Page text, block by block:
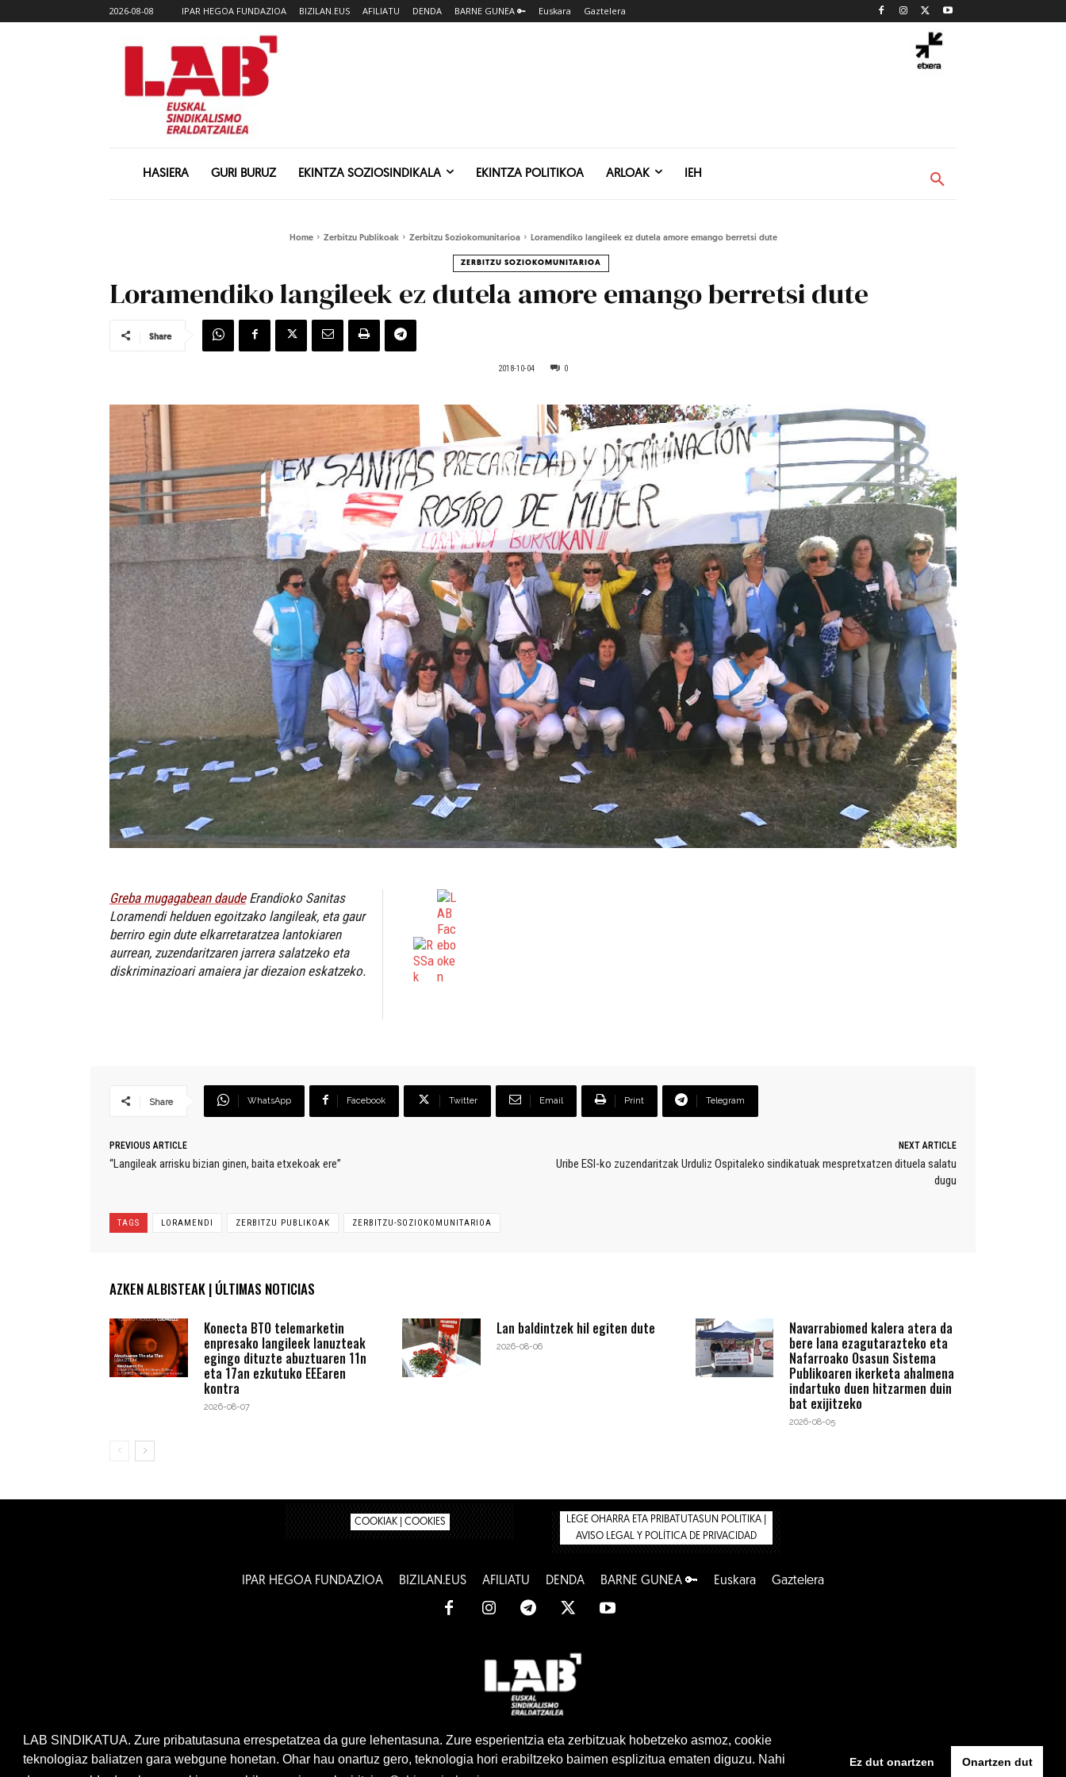
2026-08-08 IPAR HEGOA FUNDAZIOA BIZILAN.EUS AFILIATU DENDA BARNE GUNEA 🔑 Euskara Gaztelera
HASIERA GURI BURUZ EKINTZA SOZIOSINDIKALA EKINTZA POLITIKOA ARLOAK IEH
Home Zerbitzu Publikoak Zerbitzu Soziokomunitarioa Loramendiko langileek ez dutela amore emango berretsi dute
ZERBITZU SOZIOKOMUNITARIOA
Loramendiko langileek ez dutela amore emango berretsi dute
Share
2018-10-04 0
Greba mugagabean daudeErandioko Sanitas
Loramendi helduen egoitzako langileak, eta gaur
berriro egin dute elkarretaratzea lantokiaren
aurrean, zuzendaritzaren jarrera salatzeko eta
diskriminazioari amaiera jar diezaion eskatzeko.
Share WhatsApp Facebook Twitter Email Print Telegram
PREVIOUS ARTICLE
“Langileak arrisku bizian ginen, baita etxekoak ere”
NEXT ARTICLE
Uribe ESI-ko zuzendaritzak Urduliz Ospitaleko sindikatuak mespretxatzen dituela salatu
dugu
TAGS LORAMENDI ZERBITZU PUBLIKOAK ZERBITZU-SOZIOKOMUNITARIOA
AZKEN ALBISTEAK | ÚLTIMAS NOTICIAS
Konecta BTO telemarketin
enpresako langileek lanuzteak
egingo dituzte abuztuaren 11n
eta 17an ezkutuko EEEaren
kontra
2026-08-07
Lan baldintzek hil egiten dute
2026-08-06
Navarrabiomed kalera atera da
bere lana ezagutarazteko eta
Nafarroako Osasun Sistema
Publikoaren ikerketa ahalmena
indartuko duen hitzarmen duin
bat exijitzeko
2026-08-05
COOKIAK | COOKIES
LEGE OHARRA ETA PRIBATUTASUN POLITIKA |
AVISO LEGAL Y POLÍTICA DE PRIVACIDAD
IPAR HEGOA FUNDAZIOA BIZILAN.EUS AFILIATU DENDA BARNE GUNEA 🔑 Euskara Gaztelera
www.lab.eus
Euskara Gaztelera
LAB SINDIKATUA. Zure pribatutasuna errespetatzea da gure lehentasuna. Zure esperientzia eta zerbitzuak hobetzeko asmoz, cookie
teknologiaz baliatzen gara webgune honetan. Ohar hau onartuz gero, teknologia hori erabiltzeko baimen esplizitua ematen diguzu. Nahi
Ez dut onartzen Onartzen dut